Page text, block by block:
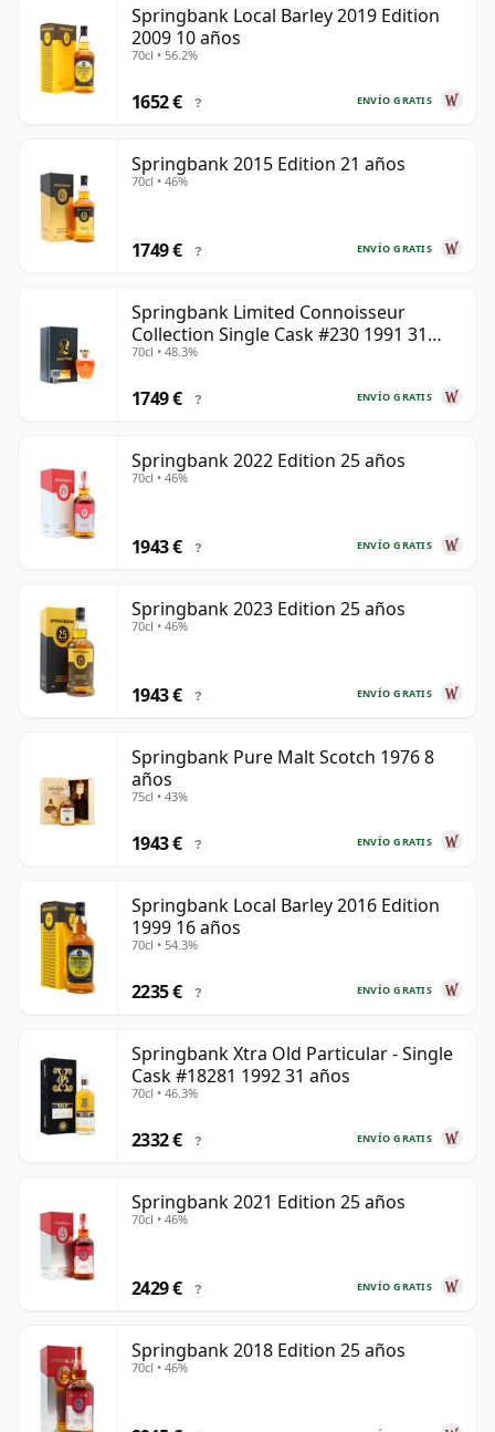
Springbank Local Barley 2019 Edition
2009 10 años
70cl • 56.2%
ENVÍO GRATIS
1652 € ?
Springbank 2015 Edition 21 años
70cl • 46%
ENVÍO GRATIS
1749 € ?
Springbank Limited Connoisseur
Collection Single Cask #230 1991 31
años
70cl • 48.3%
ENVÍO GRATIS
1749 € ?
Springbank 2022 Edition 25 años
70cl • 46%
ENVÍO GRATIS
1943 € ?
Springbank 2023 Edition 25 años
70cl • 46%
ENVÍO GRATIS
1943 € ?
Springbank Pure Malt Scotch 1976 8
años
75cl • 43%
ENVÍO GRATIS
1943 € ?
Springbank Local Barley 2016 Edition
1999 16 años
70cl • 54.3%
ENVÍO GRATIS
2235 € ?
Springbank Xtra Old Particular - Single
Cask #18281 1992 31 años
70cl • 46.3%
ENVÍO GRATIS
2332 € ?
Springbank 2021 Edition 25 años
70cl • 46%
ENVÍO GRATIS
2429 € ?
Springbank 2018 Edition 25 años
70cl • 46%